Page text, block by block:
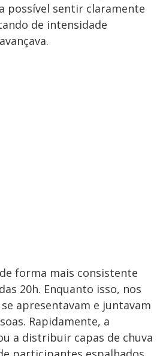
possível sentir claramente
de intensidade
forma mais consistente
20h. Enquanto isso, nos
apresentavam e juntavam
Rapidamente, a
a distribuir capas de chuva